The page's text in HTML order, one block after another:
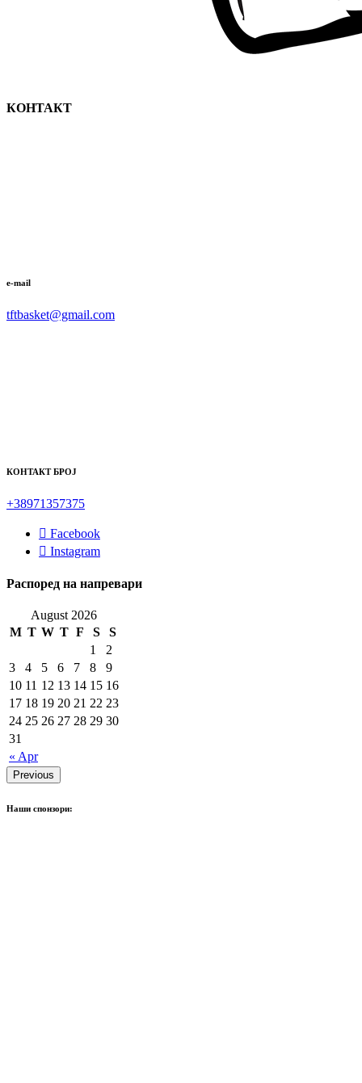
КОНТАКТ
e-mail
tftbasket@gmail.com
КОНТАКТ БРОЈ
+38971357375
Facebook
Instagram
Распоред на напревари
August 2026
M T W T F S S
« Apr
1
2
3
4 5 6 7 8
9
10 11 12 13 14 15 16
17 18 19 20 21 22 23
24 25 26 27 28 29 30
31
Previous
Наши спонзори: